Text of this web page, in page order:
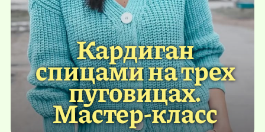
Кардиган
спицами на трех
пуговицах.
Мастер-класс